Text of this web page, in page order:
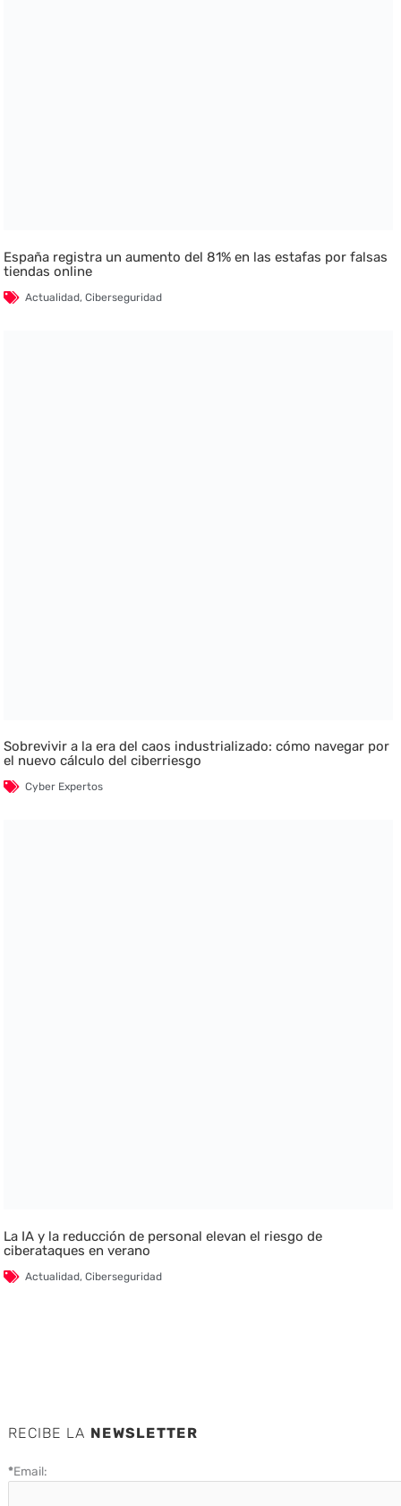
España registra un aumento del 81% en las estafas por falsas
tiendas online
Actualidad,Ciberseguridad
Sobrevivir a la era del caos industrializado: cómo navegar por
el nuevo cálculo del ciberriesgo
Cyber Expertos
La IA y la reducción de personal elevan el riesgo de
ciberataques en verano
Actualidad,Ciberseguridad
RECIBE LA NEWSLETTER
*Email: